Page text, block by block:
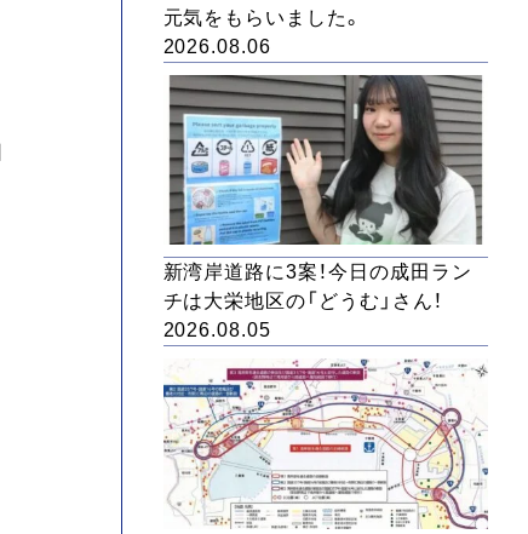
元気をもらいました。
2026.08.06
新湾岸道路に3案！今日の成田ラン
チは大栄地区の「どうむ」さん！
2026.08.05